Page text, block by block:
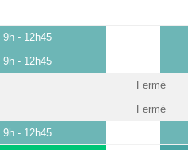
9h - 12h45
9h - 12h45
Fermé
Fermé
9h - 12h45